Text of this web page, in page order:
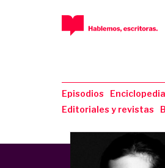
Episodios Enciclopedia
Editoriales y revistas